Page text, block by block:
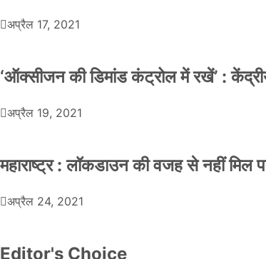
अप्रैल 17, 2021
‘ऑक्सीजन की डिमांड कंट्रोल में रखें’ :
अप्रैल 19, 2021
महाराष्ट्र : लॉकडाउन की वजह से नहीं मिल
अप्रैल 24, 2021
Editor's Choice